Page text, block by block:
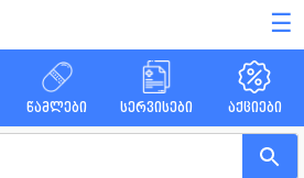
☰
წამლები სერვისები აქციები